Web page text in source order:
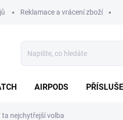
Reklamace a vrácení zboží
AIRPODS
ta nejchytřejší volba